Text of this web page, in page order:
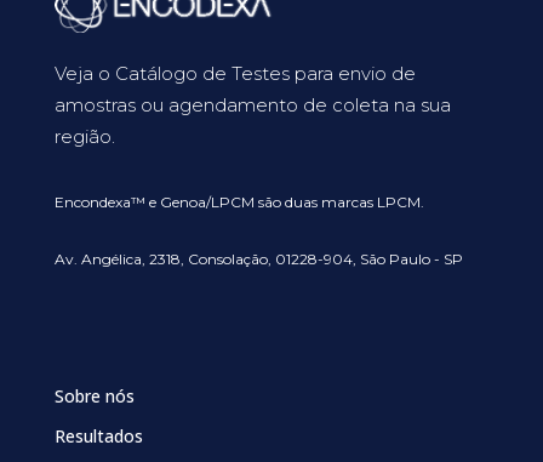
Veja o Catálogo de Testes para envio de
amostras ou agendamento de coleta na sua
região.
Encondexa™ e Genoa/LPCM são duas marcas LPCM.
Av. Angélica, 2318, Consolação, 01228-904, São Paulo - SP
Sobre nós
Resultados